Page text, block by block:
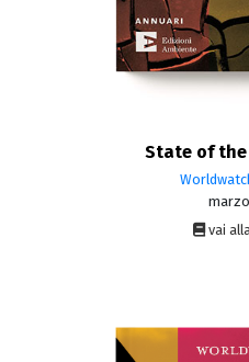
State of the
vai